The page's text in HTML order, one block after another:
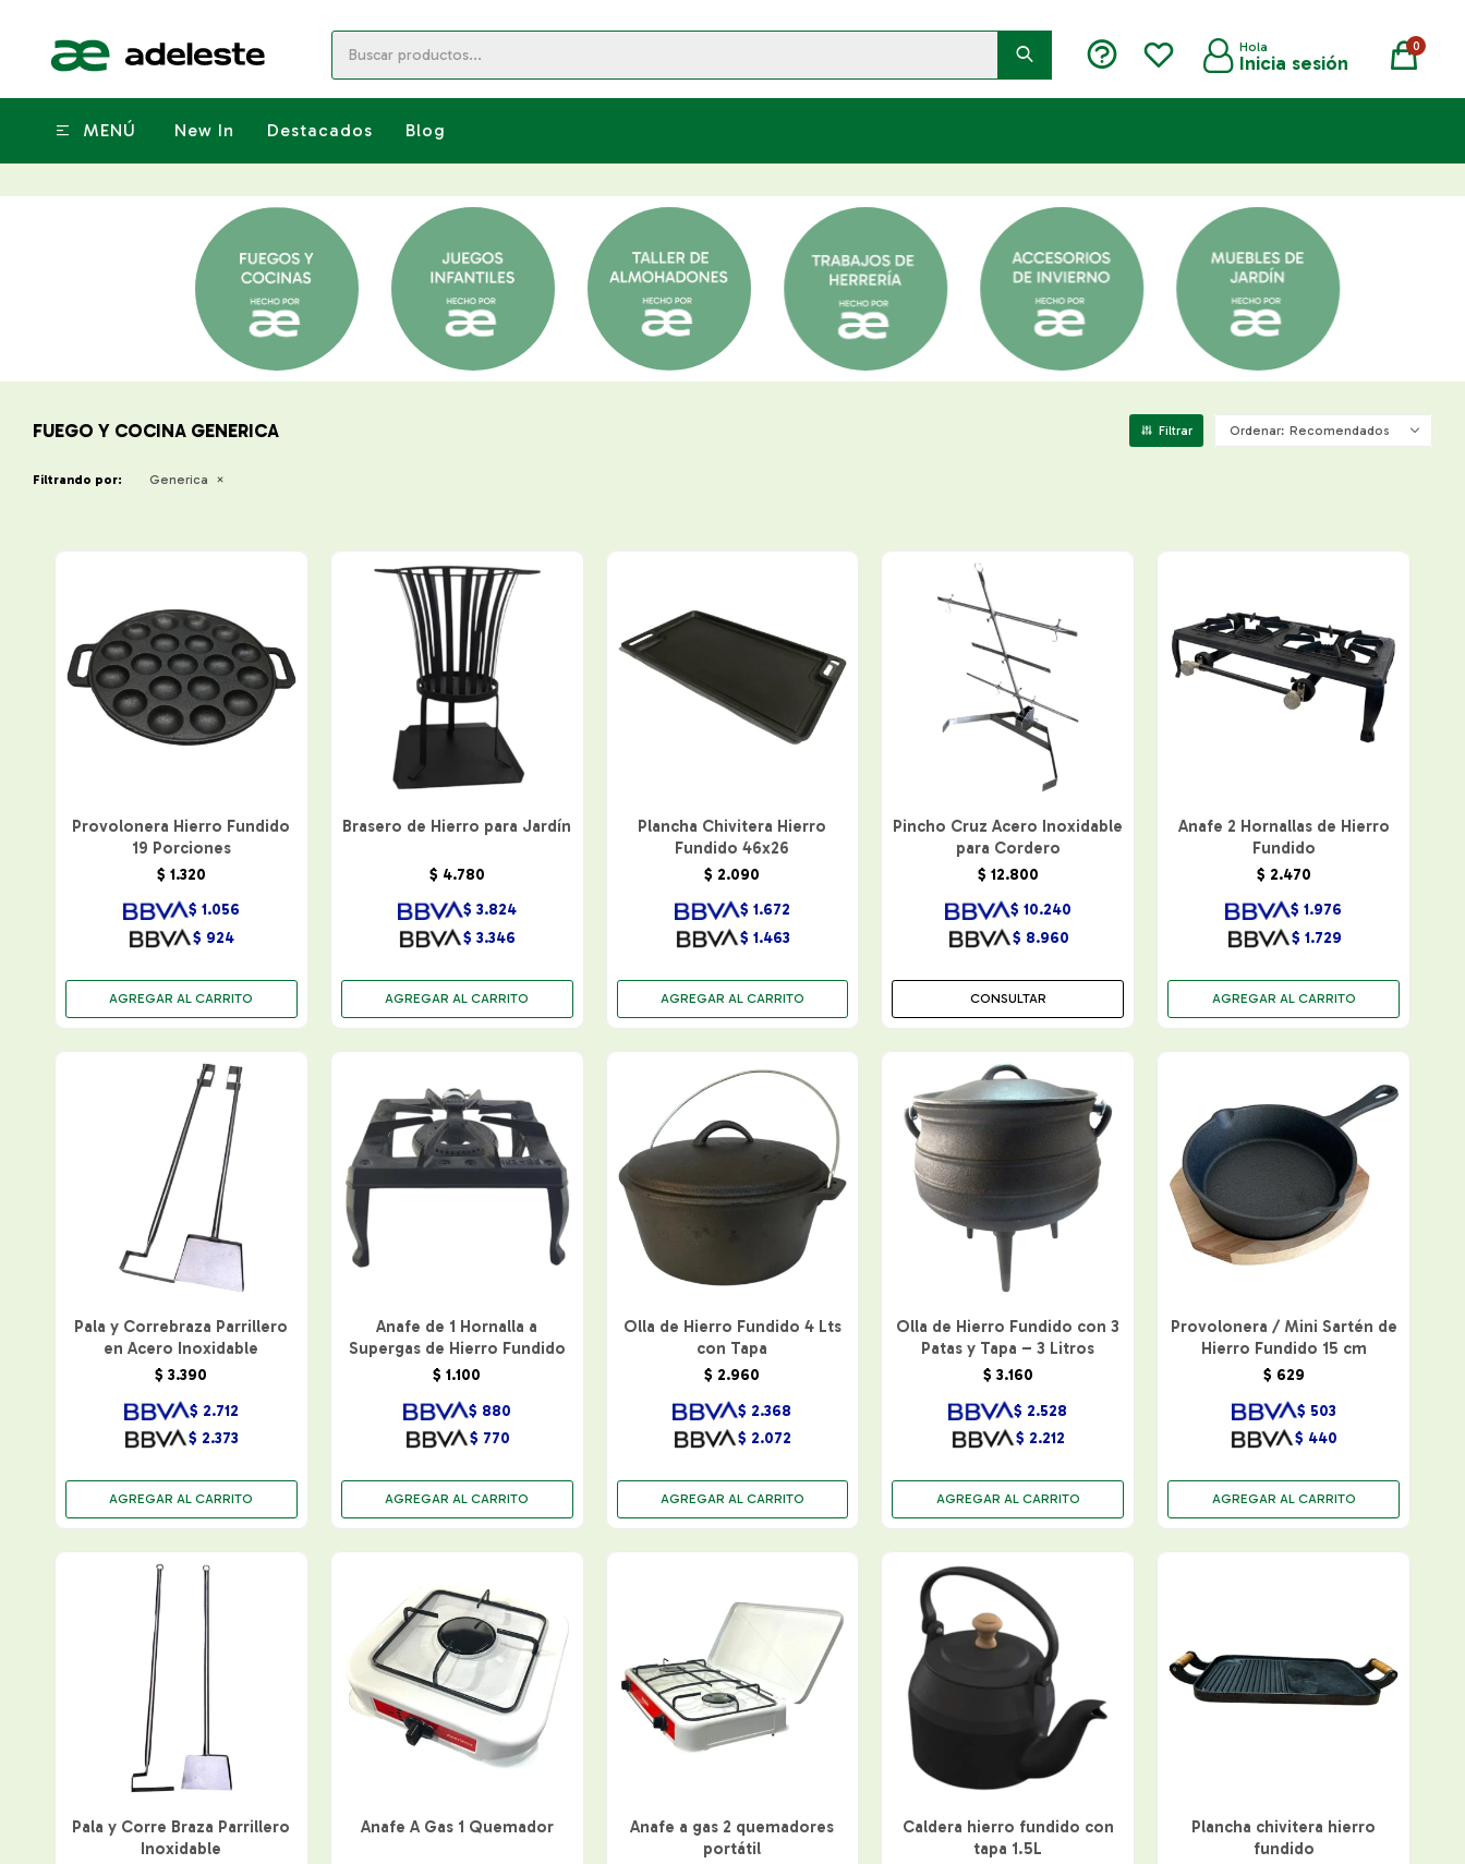
MENÚ New In Destacados Blog
0
FUEGO Y COCINA GENERICA Recomendados
Filtrando por: Generica
Provolonera Hierro Fundido
19 Porciones
$ 1.320
$ 924
$ 1.056
Brasero de Hierro para Jardín
$ 4.780
$ 3.346
$ 3.824
Plancha Chivitera Hierro
Fundido 46x26
$ 2.090
$ 1.463
$ 1.672
Pincho Cruz Acero Inoxidable
para Cordero
$ 12.800
$ 8.960
$ 10.240
CONSULTAR
Anafe 2 Hornallas de Hierro
Fundido
$ 2.470
$ 1.729
$ 1.976
Pala y Correbraza Parrillero
en Acero Inoxidable
$ 3.390
$ 2.373
$ 2.712
Anafe de 1 Hornalla a
Supergas de Hierro Fundido
$ 1.100
$ 770
$ 880
Olla de Hierro Fundido 4 Lts
con Tapa
$ 2.960
$ 2.072
$ 2.368
Olla de Hierro Fundido con 3
Patas y Tapa – 3 Litros
$ 3.160
$ 2.212
$ 2.528
Provolonera / Mini Sartén de
Hierro Fundido 15 cm
$ 629
$ 440
$ 503
Pala y Corre Braza Parrillero
Inoxidable
Anafe A Gas 1 Quemador
Anafe a gas 2 quemadores
portátil
Caldera hierro fundido con
tapa 1.5L
Plancha chivitera hierro
fundido